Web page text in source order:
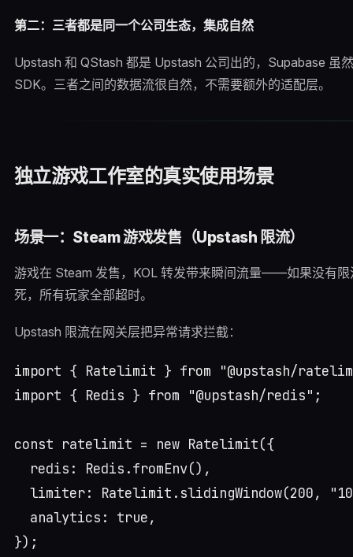
第二：三者都是同一个公司生态，集成自然
Upstash 和 QStash 都是 Upstash 公司出的，Supabase 虽
SDK。三者之间的数据流很自然，不需要额外的适配层。
独立游戏工作室的真实使用场景
场景一：Steam 游戏发售（Upstash 限流）
游戏在 Steam 发售，KOL 转发带来瞬间流量——如果没有
死，所有玩家全部超时。
Upstash 限流在网关层把异常请求拦截：
import { Ratelimit } from "@upstash/
import { Redis } from "@upstash/redis";
const ratelimit = new Ratelimit({
  redis: Redis.fromEnv(),
limiter: Ratelimit.slidingWindow(200, "10
  analytics: true,
});